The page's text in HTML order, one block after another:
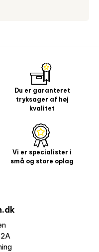
Du er garanteret
tryksager af høj
kvalitet
Vi er specialister i
små og store oplag